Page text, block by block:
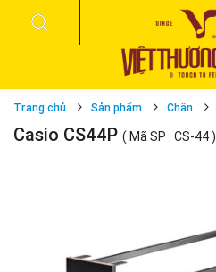
Trang chủ Sản phẩm Chân
Casio CS44P ( Mã SP : CS-44 )